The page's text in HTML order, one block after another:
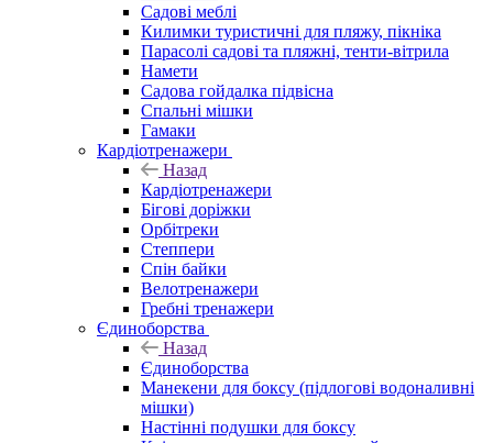
Садові меблі
Килимки туристичні для пляжу, пікніка
Парасолі садові та пляжні, тенти-вітрила
Намети
Садова гойдалка підвісна
Спальні мішки
Гамаки
Кардіотренажери
Назад
Кардіотренажери
Бігові доріжки
Орбітреки
Степпери
Спін байки
Велотренажери
Гребні тренажери
Єдиноборства
Назад
Єдиноборства
Манекени для боксу (підлогові водоналивні
мішки)
Настінні подушки для боксу